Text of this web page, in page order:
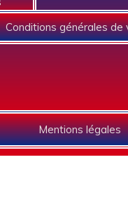
Conditions générales de
Mentions légales